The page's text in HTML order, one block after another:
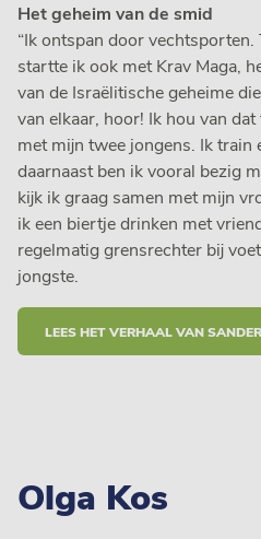
Het geheim van de smid
“Ik ontspan door
startte ik ook met Krav Maga,
van de Israëlitische geheime
van elkaar, hoor! Ik hou van
met mijn twee jongens. Ik train
daarnaast ben ik vooral bezig
kijk ik graag samen met mijn
ik een biertje drinken met
regelmatig grensrechter bij
jongste.
LEES HET VERHAAL VAN SANDER
Olga Kos